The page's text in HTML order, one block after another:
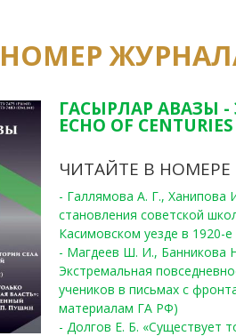
ГАСЫРЛАР АВАЗЫ -
ECHO OF
ЧИТАЙТЕ В НОМЕРЕ
- Галлямова А. Г.,
становления советской
Касимовском уезде в 1920-е
- Магдеев Ш. И., Банникова
Экстремальная
учеников в письмах с
материалам ГА РФ)
- Долгов Е. Б. «Существует